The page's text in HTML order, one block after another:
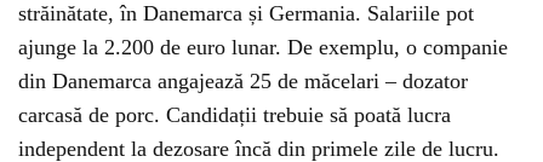
străinătate, în Danemarca și Germania. Salariile pot
ajunge la 2.200 de euro lunar. De exemplu, o companie
din Danemarca angajează 25 de măcelari – dozator
carcasă de porc. Candidații trebuie să poată lucra
independent la dezosare încă din primele zile de lucru.